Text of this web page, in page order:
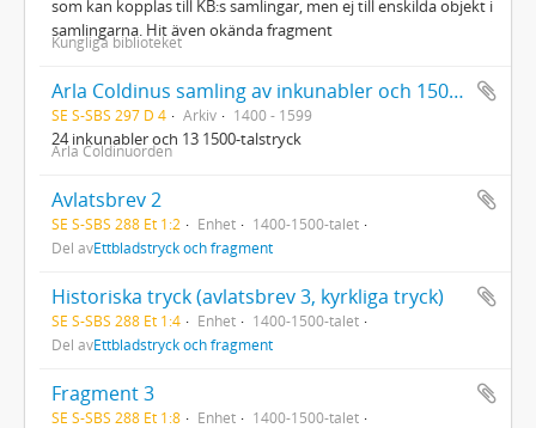
som kan kopplas till KB:s samlingar, men ej till enskilda objekt i
samlingarna. Hit även okända fragment
Kungliga biblioteket
Arla Coldinus samling av inkunabler och 1500-talstryck
SE S-SBS 297 D 4 Arkiv 1400 - 1599
24 inkunabler och 13 1500-talstryck
Arla Coldinuorden
Avlatsbrev 2
SE S-SBS 288 Et 1:2 Enhet
1400-1500-talet
Del avEttbladstryck och fragment
Historiska tryck (avlatsbrev 3, kyrkliga tryck)
SE S-SBS 288 Et 1:4 Enhet
1400-1500-talet
Del avEttbladstryck och fragment
Fragment 3
SE S-SBS 288 Et 1:8 Enhet
1400-1500-talet